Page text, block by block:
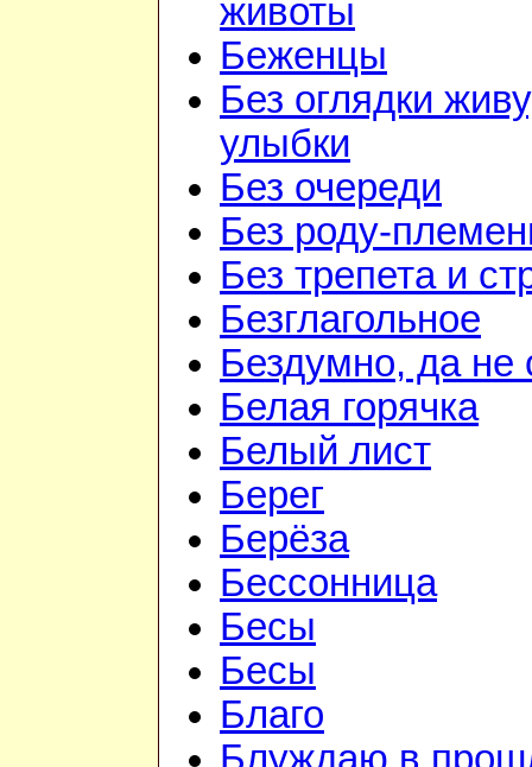
животы
Беженцы
Без оглядки
улыбки
Без очереди
Без роду-
Без трепета и
Безглагольное
Бездумно, да не
Белая горячка
Белый лист
Берег
Берёза
Бессонница
Бесы
Бесы
Благо